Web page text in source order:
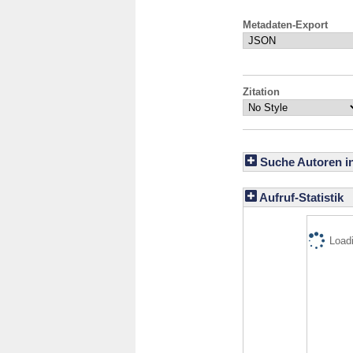
Metadaten-Export
Zitation
Suche Autoren
Aufruf-Statistik